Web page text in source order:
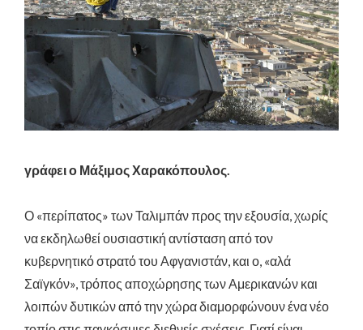
γράφει ο Μάξιμος Χαρακόπουλος.
Ο «περίπατος» των Ταλιμπάν προς την εξουσία, χωρίς
να εκδηλωθεί ουσιαστική αντίσταση από τον
κυβερνητικό στρατό του Αφγανιστάν, και ο, «αλά
Σαϊγκόν», τρόπος αποχώρησης των Αμερικανών και
λοιπών δυτικών από την χώρα διαμορφώνουν ένα νέο